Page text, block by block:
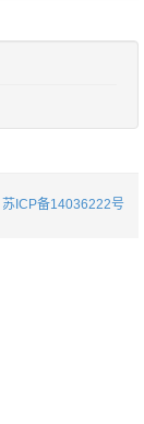
苏ICP备14036222号